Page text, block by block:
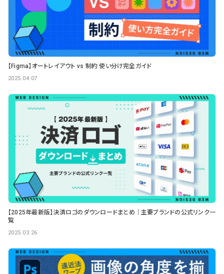
【Figma】オートレイアウト vs 制約 使い分け完全ガイド
2025.04.07
【2025年最新版】決済ロゴのダウンロードまとめ｜主要ブランドの公式リンク一
覧
2025.03.26